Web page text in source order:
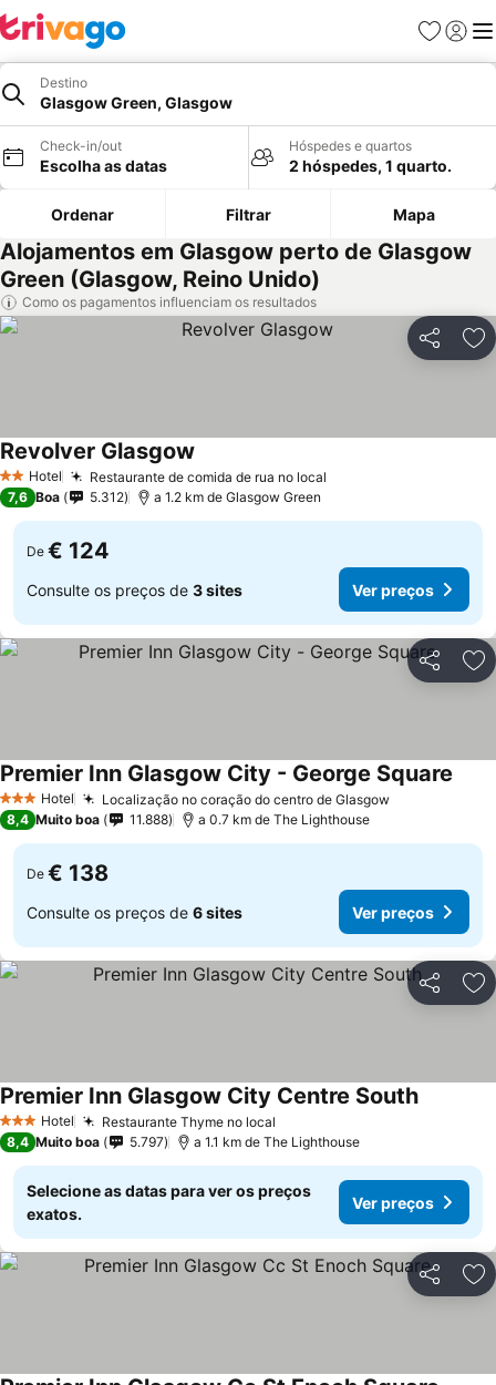
Favoritos
Iniciar
Destino
Glasgow Green, Glasgow
Check-in/out
Escolha as datas
Hóspedes e quartos
2 hóspedes, 1 quarto.
Ordenar Filtrar Mapa
Alojamentos em Glasgow perto de Glasgow
Green (Glasgow, Reino Unido)
Como os pagamentos influenciam os resultados
Partilhar
2 Estrelas
Hotel Restaurante de comida de rua no local
Revolver Glasgow
7,6 Boa 5.312 a 1.2 km de Glasgow Green
De € 124
Consulte os preços de 3 sites Ver preços
Partilhar
3 EstrelasHotel Localização no coração do centro de Glasgow
Premier Inn Glasgow City - George Square
8,4 Muito boa 11.888 a 0.7 km de The Lighthouse
De € 138
Consulte os preços de 6 sites Ver preços
Partilhar
3 EstrelasHotel Restaurante Thyme no local
Premier Inn Glasgow City Centre South
8,4 Muito boa 5.797 a 1.1 km de The Lighthouse
Selecione as datas para ver os preços
exatos.
Ver preços
Partilhar